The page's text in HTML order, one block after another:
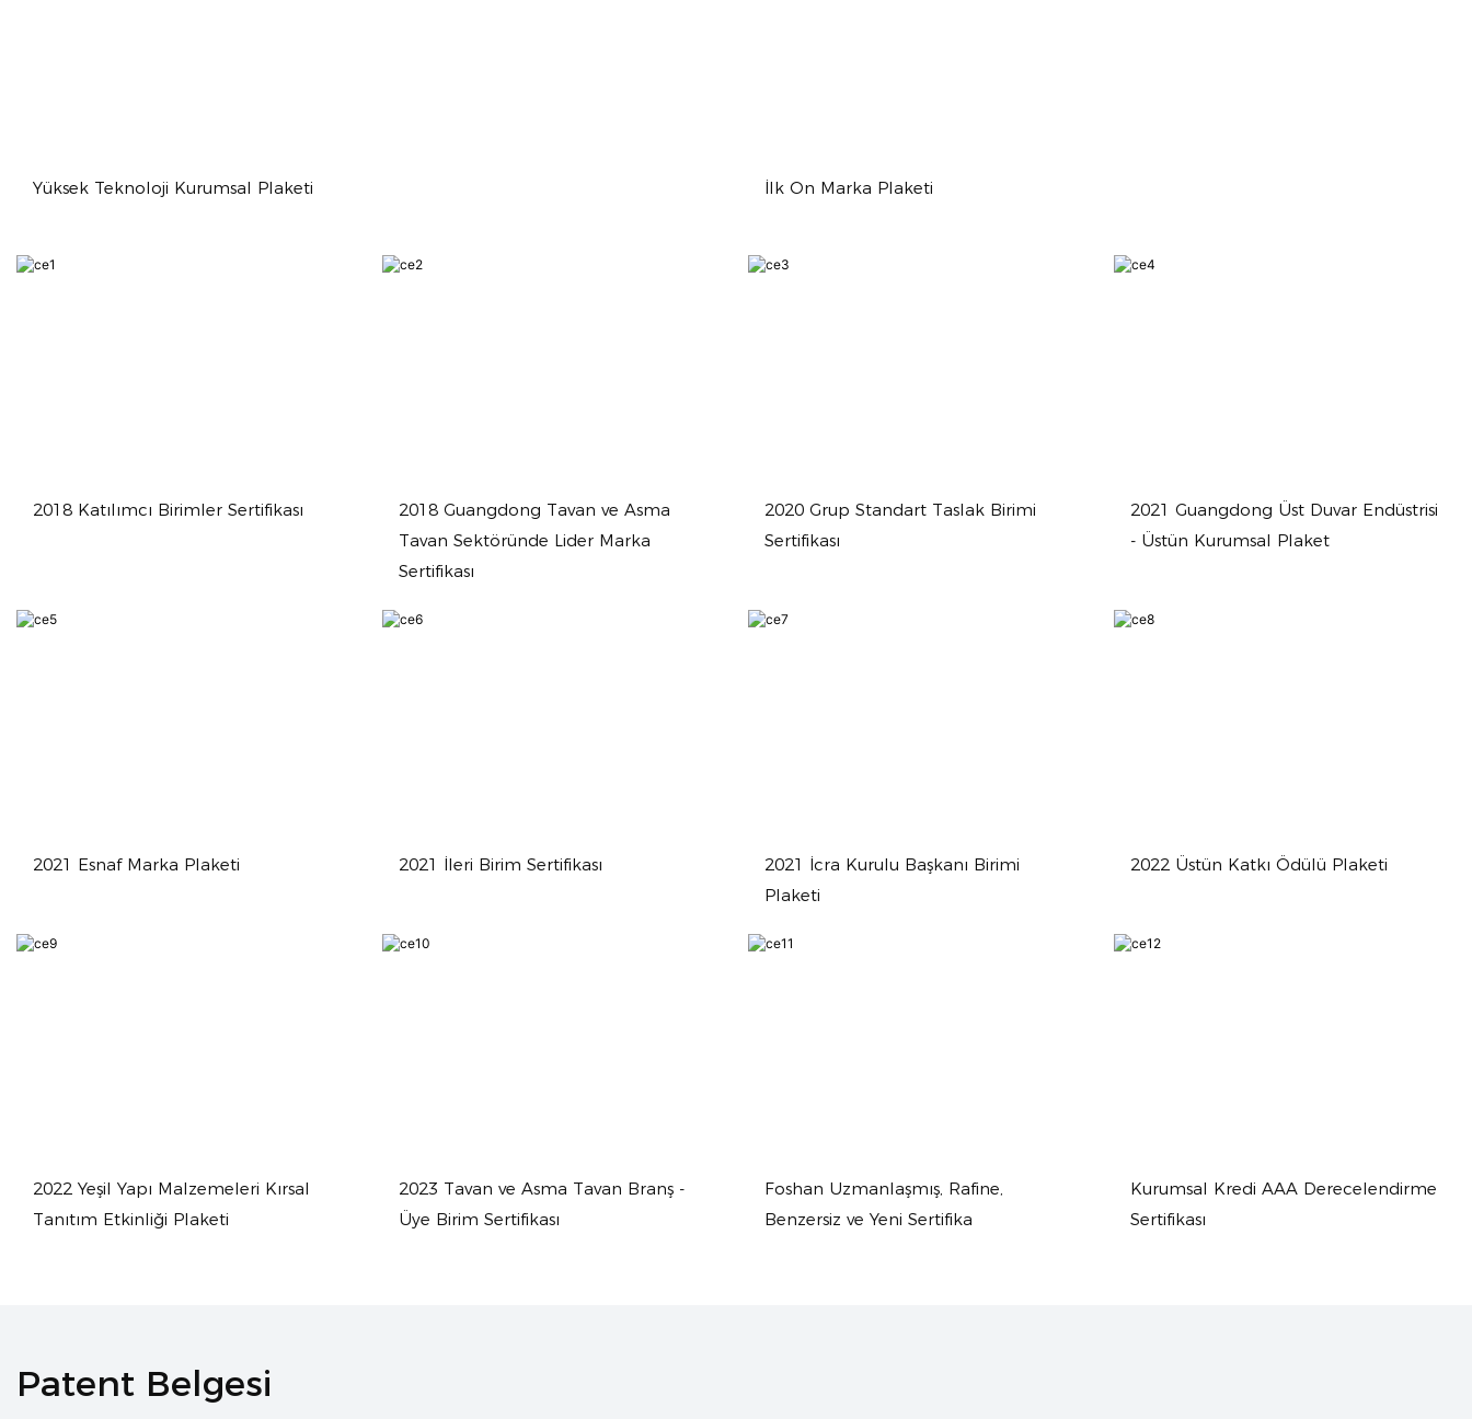
Yüksek Teknoloji Kurumsal Plaketi İlk On Marka Plaketi
2018 Katılımcı Birimler Sertifikası
2018 Guangdong Tavan ve Asma
Tavan Sektöründe Lider Marka
Sertifikası
2020 Grup Standart Taslak Birimi
Sertifikası
2021 Guangdong Üst Duvar Endüstrisi
- Üstün Kurumsal Plaket
2021 Esnaf Marka Plaketi 2021 İleri Birim Sertifikası
2021 İcra Kurulu Başkanı Birimi
Plaketi
2022 Üstün Katkı Ödülü Plaketi
2022 Yeşil Yapı Malzemeleri Kırsal
Tanıtım Etkinliği Plaketi
2023 Tavan ve Asma Tavan Branş -
Üye Birim Sertifikası
Foshan Uzmanlaşmış, Rafine,
Benzersiz ve Yeni Sertifika
Kurumsal Kredi AAA Derecelendirme
Sertifikası
Patent Belgesi